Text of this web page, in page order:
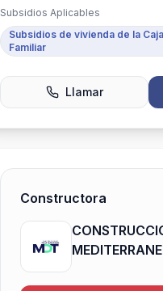
Subsidios Aplicables
Subsidios de vivienda de la
Familiar
Llamar
Constructora